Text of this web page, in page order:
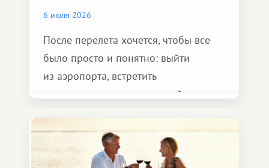
6 июля 2026
После перелета хочется, чтобы все
было просто и понятно: выйти
из аэропорта, встретить
представителя транспортной
и спокойно доехать до курорта.